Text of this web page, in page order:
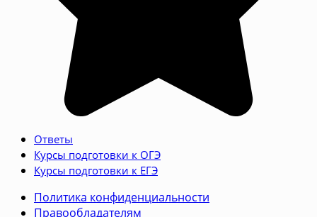
Ответы
Курсы подготовки к ОГЭ
Курсы подготовки к ЕГЭ
Политика конфиденциальности
Правообладателям